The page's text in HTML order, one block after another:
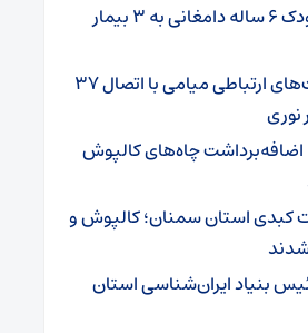
اهدای اعضای کودک ۶ ساله دامغانی به ۳ بیمار
توسعه زیرساخت‌های ارتباطی میامی با اتصال ۳۷
نوری
اضافه‌برداشت چاه‌های کالپوش
کبدی استان سمنان؛ کالپوش و
بنیاد ایران‌شناسی استان